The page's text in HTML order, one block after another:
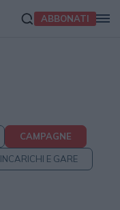
ABBONATI
CAMPAGNE
INCARICHI E GARE